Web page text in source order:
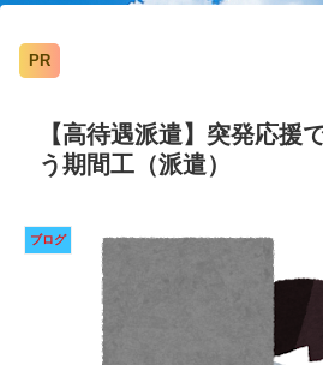
PR
【高待遇派遣】突発応援
う期間工（派遣）
ブログ